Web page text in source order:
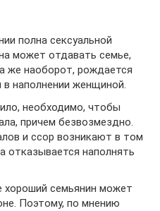
полна сексуальной
может отдавать семье,
же наоборот, рождается
наполнении женщиной.
необходимо, чтобы
причем безвозмездно.
и ссор возникают в том
отказывается наполнять
хороший семьянин может
Поэтому, по мнению